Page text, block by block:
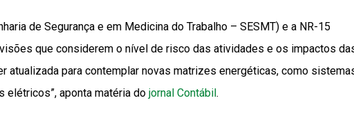
de Segurança e em Medicina do Trabalho – SESMT) e a NR-15
que considerem o nível de risco das atividades e os impactos
atualizada para contemplar novas matrizes energéticas, como
elétricos”, aponta matéria do jornal Contábil.